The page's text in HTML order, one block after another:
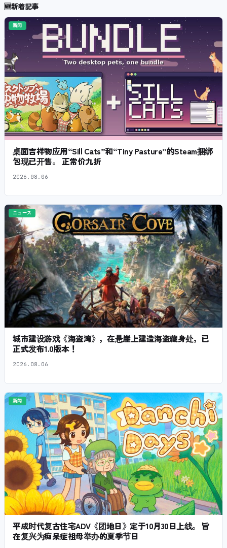
🆕新着記事
新闻
桌面吉祥物应用“Sill Cats”和“Tiny Pasture”的Steam捆绑
包现已开售。 正常价九折
2026.08.06
ニュース
城市建设游戏《海盗湾》，在悬崖上建造海盗藏身处，已
正式发布1.0版本！
2026.08.06
新闻
平成时代复古住宅ADV《团地日》定于10月30日上线。 旨
在复兴为痴呆症祖母举办的夏季节日